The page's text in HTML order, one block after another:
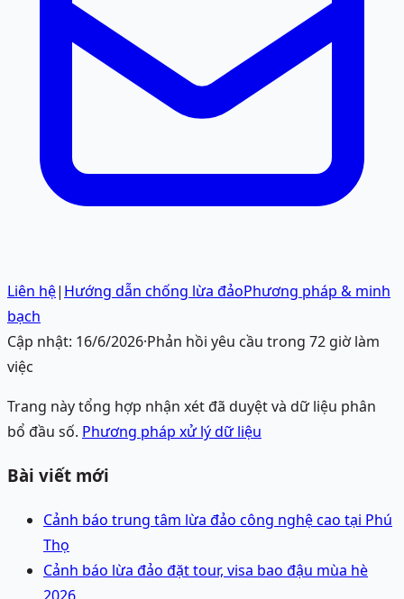
Liên hệ| Hướng dẫn chống lừa đảoPhương pháp & minh
bạch
Cập nhật: 16/6/2026·Phản hồi yêu cầu trong 72 giờ làm
việc
Trang này tổng hợp nhận xét đã duyệt và dữ liệu phân
bổ đầu số. Phương pháp xử lý dữ liệu
Bài viết mới
Cảnh báo trung tâm lừa đảo công nghệ cao tại Phú
Thọ
Cảnh báo lừa đảo đặt tour, visa bao đậu mùa hè